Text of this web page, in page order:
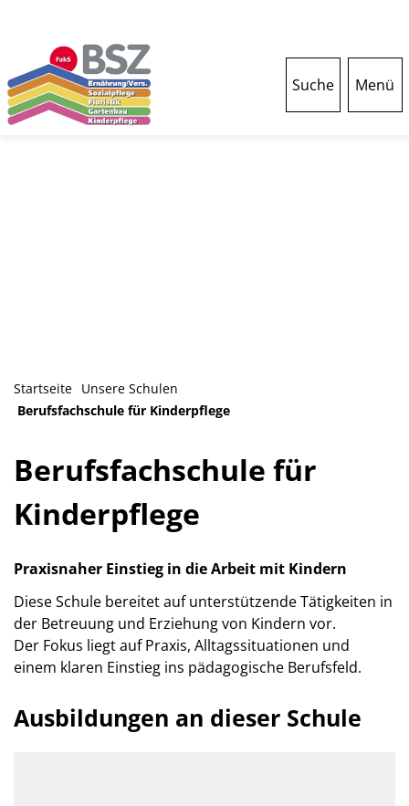
Suche Menü
Startseite Unsere Schulen
Berufsfachschule für Kinderpflege
Berufsfachschule für
Kinderpflege
Praxisnaher Einstieg in die Arbeit mit Kindern
Diese Schule bereitet auf unterstützende Tätigkeiten in
der Betreuung und Erziehung von Kindern vor.
Der Fokus liegt auf Praxis, Alltagssituationen und
einem klaren Einstieg ins pädagogische Berufsfeld.
Ausbildungen an dieser Schule